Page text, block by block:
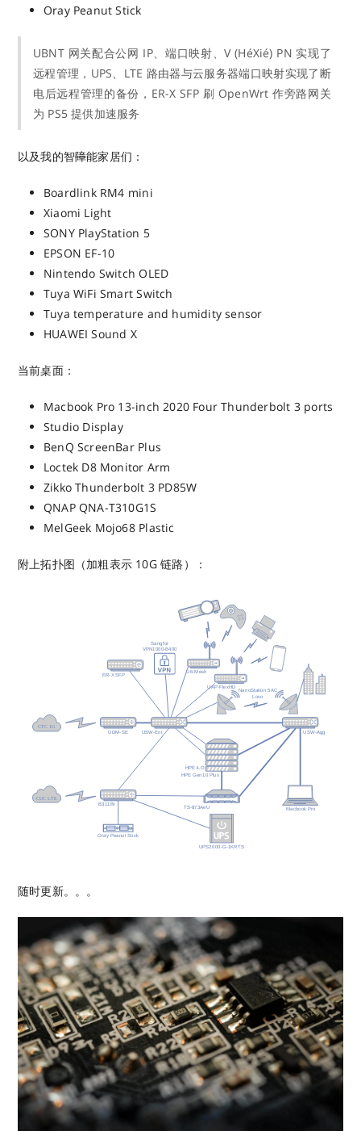
Oray Peanut Stick
UBNT 网关配合公网 IP、端口映射、V (HéXié) PN 实现了
远程管理，UPS、LTE 路由器与云服务器端口映射实现了断
电后远程管理的备份，ER-X SFP 刷 OpenWrt 作旁路网关
为 PS5 提供加速服务
以及我的智障能家居们：
Boardlink RM4 mini
Xiaomi Light
SONY PlayStation 5
EPSON EF-10
Nintendo Switch OLED
Tuya WiFi Smart Switch
Tuya temperature and humidity sensor
HUAWEI Sound X
当前桌面：
Macbook Pro 13-inch 2020 Four Thunderbolt 3 ports
Studio Display
BenQ ScreenBar Plus
Loctek D8 Monitor Arm
Zikko Thunderbolt 3 PD85W
QNAP QNA-T310G1S
MelGeek Mojo68 Plastic
附上拓扑图（加粗表示 10G 链路）：
随时更新。。。